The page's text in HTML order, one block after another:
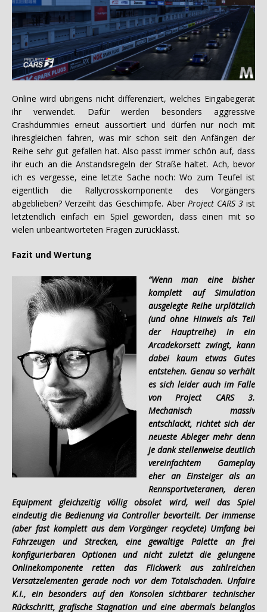
Online wird übrigens nicht differenziert, welches Eingabegerät
ihr verwendet. Dafür werden besonders aggressive
Crashdummies erneut aussortiert und dürfen nur noch mit
ihresgleichen fahren, was mir schon seit den Anfängen der
Reihe sehr gut gefallen hat. Also passt immer schön auf, dass
ihr euch an die Anstandsregeln der Straße haltet. Ach, bevor
ich es vergesse, eine letzte Sache noch: Wo zum Teufel ist
eigentlich die Rallycrosskomponente des Vorgängers
abgeblieben? Verzeiht das Geschimpfe. Aber Project CARS 3ist
letztendlich einfach ein Spiel geworden, dass einen mit so
vielen unbeantworteten Fragen zurücklässt.
Fazit und Wertung
“Wenn man eine bisher
komplett auf Simulation
ausgelegte Reihe urplötzlich
(und ohne Hinweis als Teil
der Hauptreihe) in ein
Arcadekorsett zwingt, kann
dabei kaum etwas Gutes
entstehen. Genau so verhält
es sich leider auch im Falle
von Project CARS 3.
Mechanisch massiv
entschlackt, richtet sich der
neueste Ableger mehr denn
je dank stellenweise deutlich
vereinfachtem Gameplay
eher an Einsteiger als an
Rennsportveteranen, deren
Equipment gleichzeitig völlig obsolet wird, weil das Spiel
eindeutig die Bedienung via Controller bevorteilt. Der immense
(aber fast komplett aus dem Vorgänger recyclete) Umfang bei
Fahrzeugen und Strecken, eine gewaltige Palette an frei
konfigurierbaren Optionen und nicht zuletzt die gelungene
Onlinekomponente retten das Flickwerk aus zahlreichen
Versatzelementen gerade noch vor dem Totalschaden. Unfaire
K.I., ein besonders auf den Konsolen sichtbarer technischer
Rückschritt, grafische Stagnation und eine abermals belanglos